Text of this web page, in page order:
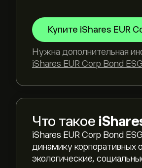
Купите iShares EUR
Нужна дополнительная
iShares EUR Corp Bond
Что такое
iShares EUR Corp Bond
динамику корпоративных
экологические,